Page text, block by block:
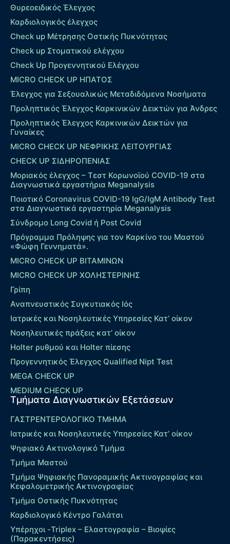
Θυρεοειδικός Έλεγχος
Καρδιολογικός έλεγχος
Check up Mέτρησης Οστικής Πυκνότητας
Check up Στοματικού ελέγχου
Check Up Προγεννητικού Ελέγχου
MICRO CHECK UP HΠΑΤΟΣ
Έλεγχος για Σεξουαλικώς Μεταδιδόμενα Νοσήματα
Προληπτικός Έλεγχος Καρκινικών Δεικτών για Άνδρες
Προληπτικός Έλεγχος Καρκινικών Δεικτών για
Γυναίκες
MICRO CHECK UP ΝΕΦΡΙΚΗΣ ΛΕΙΤΟΥΡΓΙΑΣ
CHECK UP ΣΙΔΗΡΟΠΕΝΙΑΣ
Μοριακός έλεγχος – Τεστ Κορωνοϊού COVID-19 στα
Διαγνωστικά εργαστήρια Meganalysis
Ποιοτικό Coronavirus COVID-19 IgG/IgM Antibody Test
στα Διαγνωστικά εργαστηρία Meganalysis
Σύνδρομο Long Covid ή Post Covid
Πρόγραμμα Πρόληψης για τον Καρκίνο του Μαστού
«Φώφη Γεννηματά».
MICRO CHECK UP ΒΙΤΑΜΙΝΩΝ
MICRO CHECK UP ΧΟΛΗΣΤΕΡΙΝΗΣ
Γρίπη
Αναπνευστικός Συγκυτιακός Ιός
Ιατρικές και Νοσηλευτικές Υπηρεσίες Κατ’ οίκον
Νοσηλευτικές πράξεις κατ’ οίκον
Holter ρυθμού και Holter πίεσης
Προγεννητικός Έλεγχος Qualified Nipt Test
MEGA CHECK UP
MEDIUM CHECK UP
Τμήματα Διαγνωστικών Εξετάσεων
ΓΑΣΤΡΕΝΤΕΡΟΛΟΓΙΚΟ ΤΜΗΜΑ
Ιατρικές και Νοσηλευτικές Υπηρεσίες Κατ’ οίκον
Ψηφιακό Ακτινολογικό Τμήμα
Τμήμα Μαστού
Τμήμα Ψηφιακής Πανοραμικής Ακτινογραφίας και
Κεφαλομετρικής Ακτινογραφίας
Τμήμα Οστικής Πυκνότητας
Καρδιολογικό Κέντρο Γαλάτσι
Υπέρηχοι -Triplex – Eλαστογραφία – Βιοψίες
(Παρακεντήσεις)